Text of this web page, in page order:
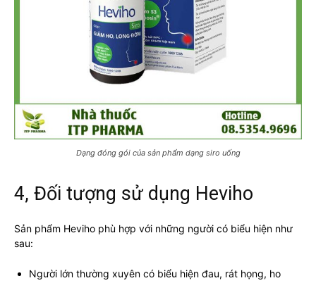
Dạng đóng gói của sản phẩm dạng siro uống
4, Đối tượng sử dụng Heviho
Sản phẩm Heviho phù hợp với những người có biểu hiện như
sau:
Người lớn thường xuyên có biểu hiện đau, rát họng, ho